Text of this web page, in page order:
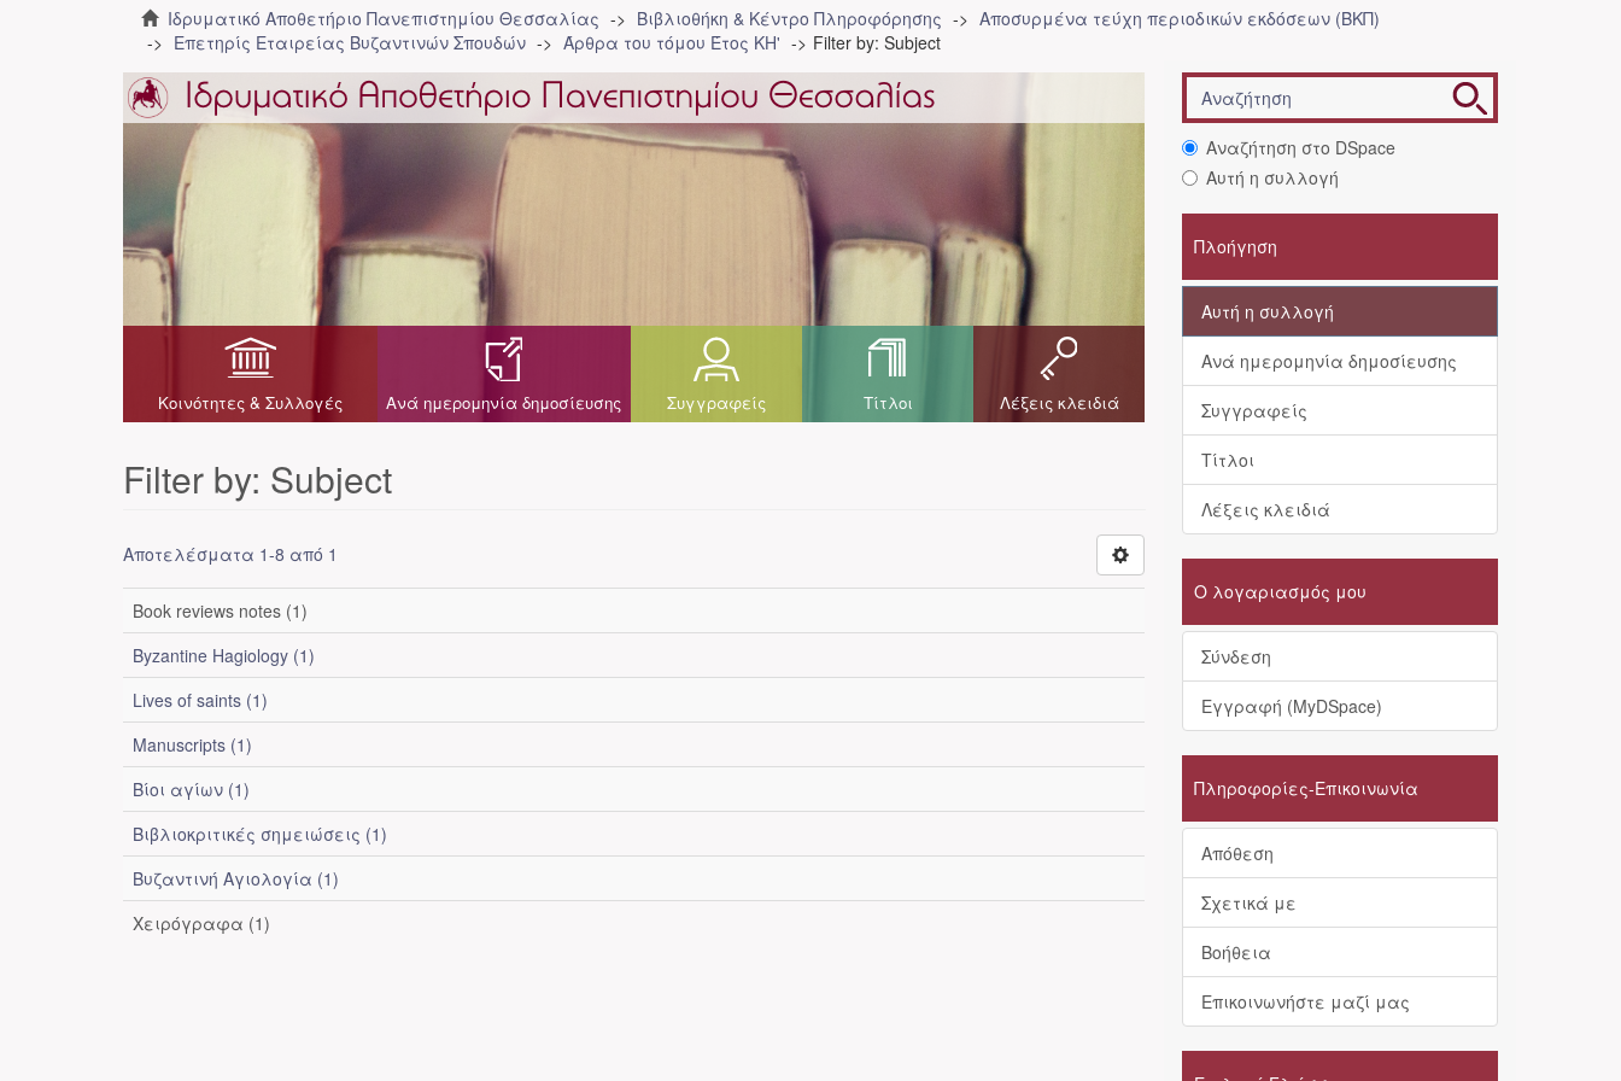
Ιδρυματικό Αποθετήριο Πανεπιστημίου Θεσσαλίας Βιβλιοθήκη & Κέντρο Πληροφόρησης
Αποσυρμένα τεύχη περιοδικών εκδόσεων (ΒΚΠ)
Επετηρίς Εταιρείας Βυζαντινών Σπουδών
Άρθρα του τόμου Έτος ΚΗ' Filter by: Subject
Κοινότητες & Συλλογές Ανά ημερομηνία δημοσίευσης Συγγραφείς Τίτλοι Λέξεις κλειδιά
Filter by: Subject
Αποτελέσματα 1-8 από 1
Book reviews notes (1)
Byzantine Hagiology (1)
Lives of saints (1)
Manuscripts (1)
Βίοι αγίων (1)
Βιβλιοκριτικές σημειώσεις (1)
Βυζαντινή Αγιολογία (1)
Χειρόγραφα (1)
Αναζήτηση στο DSpace
Αυτή η συλλογή
Πλοήγηση
Αυτή η συλλογή
Ανά ημερομηνία δημοσίευσης
Συγγραφείς
Τίτλοι
Λέξεις κλειδιά
Ο λογαριασμός μου
Σύνδεση
Εγγραφή (MyDSpace)
Πληροφορίες-Επικοινωνία
Απόθεση
Σχετικά με
Βοήθεια
Επικοινωνήστε μαζί μας